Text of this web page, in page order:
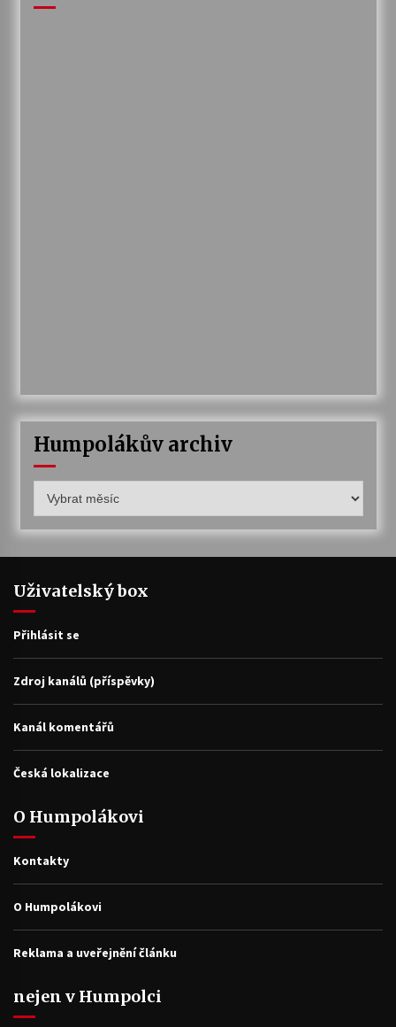
Humpolákův archiv
archiv
Uživatelský box
Přihlásit se
Zdroj kanálů (příspěvky)
Kanál komentářů
Česká lokalizace
O Humpolákovi
Kontakty
O Humpolákovi
Reklama a uveřejnění článku
nejen v Humpolci